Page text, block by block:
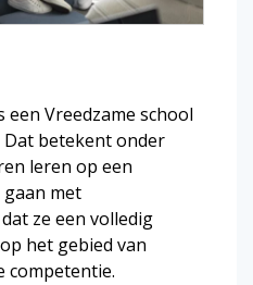
een Vreedzame school
Dat betekent onder
leren op een
gaan met
ze een volledig
het gebied van
competentie.